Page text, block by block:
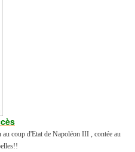
coup d'Etat de Napoléon III , contée au